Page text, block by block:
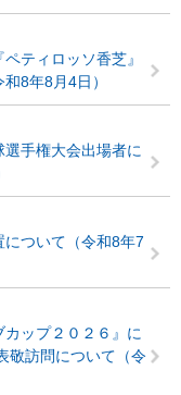
ティロッソ香芝』
8年8月4日）
手権大会出場者に
ついて（令和8年7
カップ２０２６』に
敬訪問について（令